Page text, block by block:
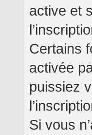
active et
Certains
activée
puissiez
Si vous